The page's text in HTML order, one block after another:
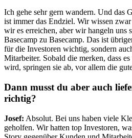
Ich gehe sehr gern wandern. Und das
ist immer das Endziel. Wir wissen
wir es erreichen, aber wir hangeln uns
Basecamp zu Basecamp. Das ist
für die Investoren wichtig, sondern
Mitarbeiter. Sobald die merken, dass
wird, springen sie ab, vor allem die
Dann musst du aber auch
richtig?
Josef: Absolut. Bei uns haben viele
geholfen. Wir hatten top Investoren,